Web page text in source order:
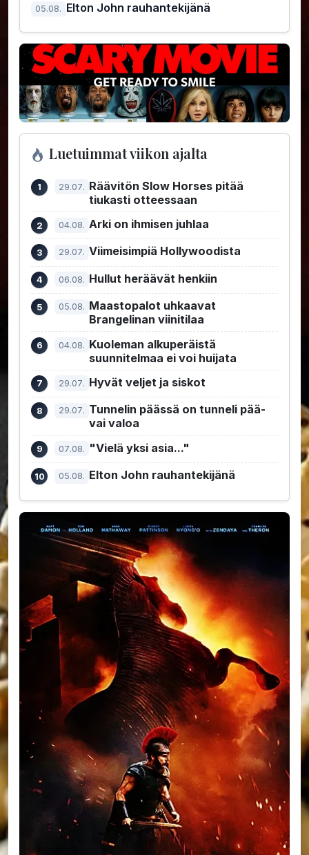
05.08. Elton John rauhantekijänä
Luetuimmat viikon ajalta
29.07. Räävitön Slow Horses pitää
tiukasti otteessaan
04.08. Arki on ihmisen juhlaa
29.07. Viimeisimpiä Hollywoodista
06.08. Hullut heräävät henkiin
05.08. Maastopalot uhkaavat
Brangelinan viinitilaa
04.08. Kuoleman alkuperäistä
suunnitelmaa ei voi huijata
29.07. Hyvät veljet ja siskot
29.07. Tunnelin päässä on tunneli pää-
vai valoa
07.08. "Vielä yksi asia..."
05.08. Elton John rauhantekijänä